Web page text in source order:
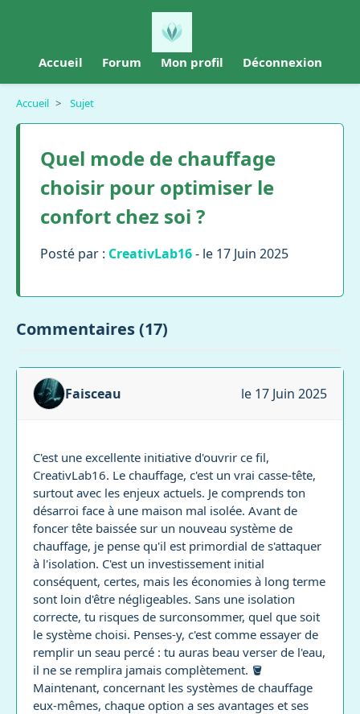
Accueil Forum Mon profil Déconnexion
Accueil > Sujet
Quel mode de chauffage
choisir pour optimiser le
confort chez soi ?
Posté par : CreativLab16- le 17 Juin 2025
Commentaires (17)
Faisceau le 17 Juin 2025
C'est une excellente initiative d'ouvrir ce fil,
CreativLab16. Le chauffage, c'est un vrai casse-tête,
surtout avec les enjeux actuels. Je comprends ton
désarroi face à une maison mal isolée. Avant de
foncer tête baissée sur un nouveau système de
chauffage, je pense qu'il est primordial de s'attaquer
à l'isolation. C'est un investissement initial
conséquent, certes, mais les économies à long terme
sont loin d'être négligeables. Sans une isolation
correcte, tu risques de surconsommer, quel que soit
le système choisi. Penses-y, c'est comme essayer de
remplir un seau percé : tu auras beau verser de l'eau,
il ne se remplira jamais complètement. 🪣
Maintenant, concernant les systèmes de chauffage
eux-mêmes, chaque option a ses avantages et ses